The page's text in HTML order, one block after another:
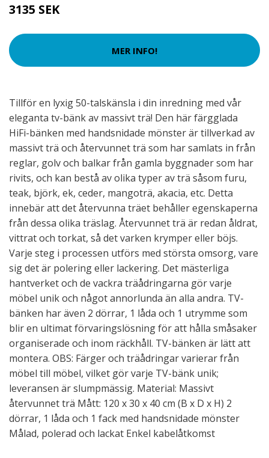
3135 SEK
MER INFO!
Tillför en lyxig 50-talskänsla i din inredning med vår
eleganta tv-bänk av massivt trä! Den här färgglada
HiFi-bänken med handsnidade mönster är tillverkad av
massivt trä och återvunnet trä som har samlats in från
reglar, golv och balkar från gamla byggnader som har
rivits, och kan bestå av olika typer av trä såsom furu,
teak, björk, ek, ceder, mangoträ, akacia, etc. Detta
innebär att det återvunna träet behåller egenskaperna
från dessa olika träslag. Återvunnet trä är redan åldrat,
vittrat och torkat, så det varken krymper eller böjs.
Varje steg i processen utförs med största omsorg, vare
sig det är polering eller lackering. Det mästerliga
hantverket och de vackra träådringarna gör varje
möbel unik och något annorlunda än alla andra. TV-
bänken har även 2 dörrar, 1 låda och 1 utrymme som
blir en ultimat förvaringslösning för att hålla småsaker
organiserade och inom räckhåll. TV-bänken är lätt att
montera. OBS: Färger och träådringar varierar från
möbel till möbel, vilket gör varje TV-bänk unik;
leveransen är slumpmässig. Material: Massivt
återvunnet trä Mått: 120 x 30 x 40 cm (B x D x H) 2
dörrar, 1 låda och 1 fack med handsnidade mönster
Målad, polerad och lackat Enkel kabelåtkomst